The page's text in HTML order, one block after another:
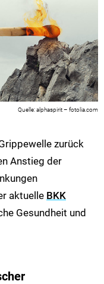
alphaspirit – fotolia.com
zurück
Anstieg der
aktuelle BKK
Gesundheit und